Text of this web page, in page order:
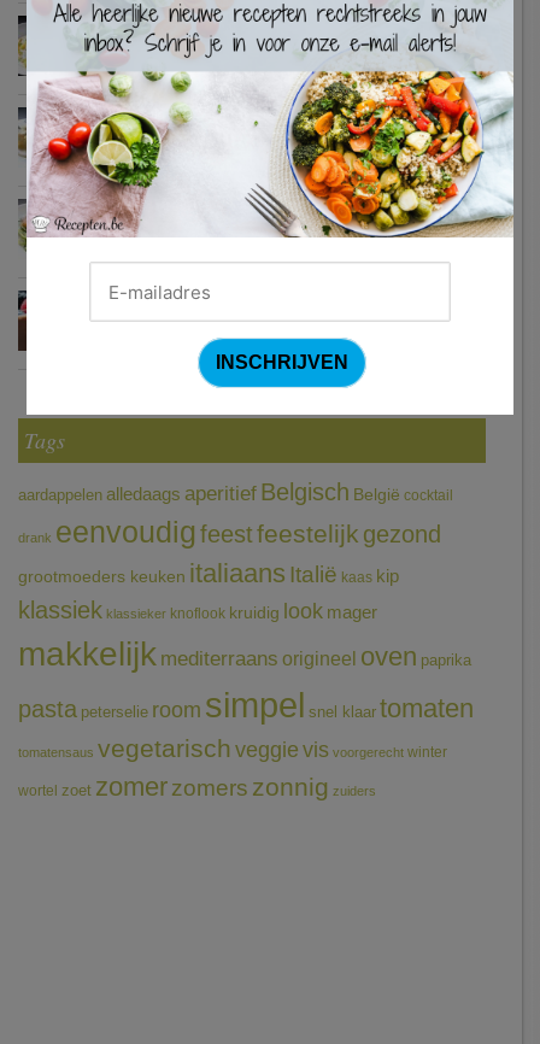
Waterzooi van pladijs met venkel (Colruyt)
Zweedse gehaktballetjes
Courgetti met paprikasaus en halloumi (Sandra Bekkari)
Chocomousse met fruitbier
Tags
aardappelen alledaags aperitief Belgisch België cocktail
drank eenvoudigfeestfeestelijk gezond
grootmoeders keuken italiaans Italië kaas kip
klassiek klassieker knoflook kruidig look mager
makkelijk mediterraans origineel oven paprika
pasta peterselie room simpel snel klaar tomaten
tomatensaus vegetarischveggie vis voorgerecht winter
wortel zoet zomerzomers zonnig zuiders